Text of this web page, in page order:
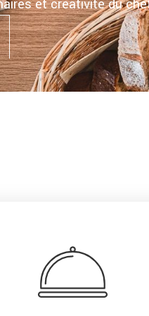
et créativité du